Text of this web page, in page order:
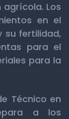
Los
en el
su fertilidad,
para el
para la
Técnico en
a los